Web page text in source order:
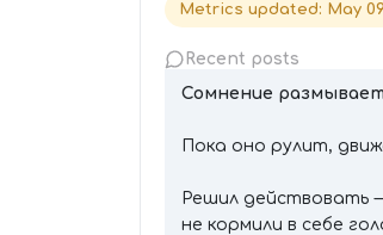
Metrics updated: May
Recent posts
Сомнение
Пока оно рулит,
Решил действовать
не кормили в себе